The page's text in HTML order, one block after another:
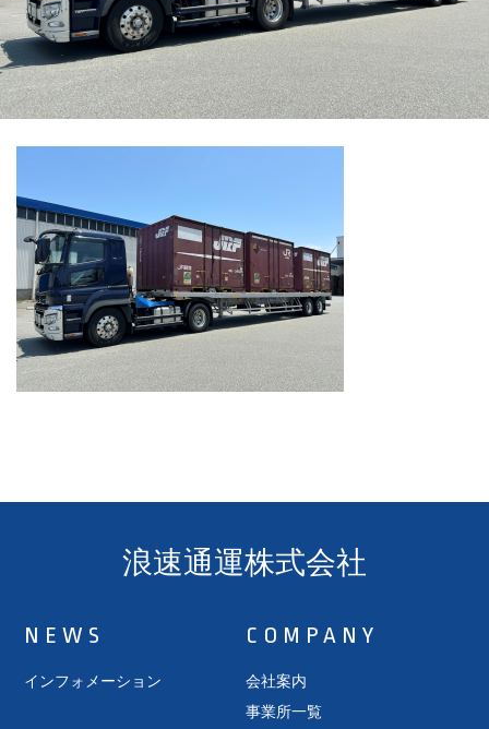
浪速通運株式会社
NEWS
インフォメーション
COMPANY
会社案内
事業所一覧